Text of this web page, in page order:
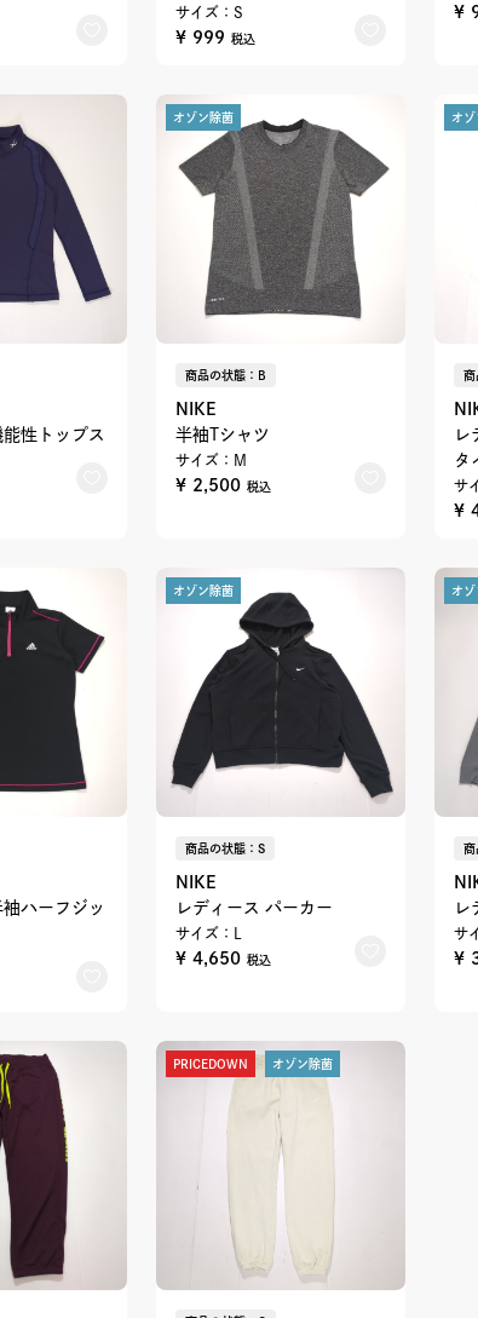
サイズ：S
¥ 999 税込
¥
性トップス
オゾン除菌
商品の状態：B
NIKE
半袖Tシャツ
サイズ：M
¥ 2,500 税込
オ
商
レ
タ
サ
¥
ハーフジッ
オゾン除菌
商品の状態：S
NIKE
レディース パーカー
サイズ：L
¥ 4,650 税込
オ
商
レ
サ
¥
PRICEDOWN オゾン除菌